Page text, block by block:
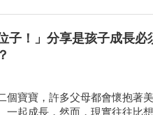
子！」分享是孩子成長
個寶寶，許多父母都會懷抱著
一起成長，然而，現實往往比